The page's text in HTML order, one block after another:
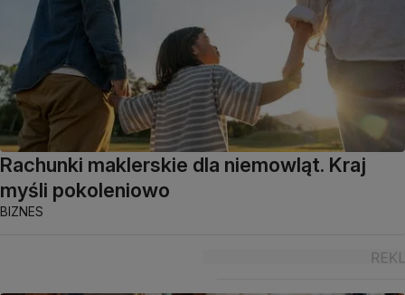
Rachunki maklerskie dla niemowląt. Kraj
myśli pokoleniowo
BIZNES